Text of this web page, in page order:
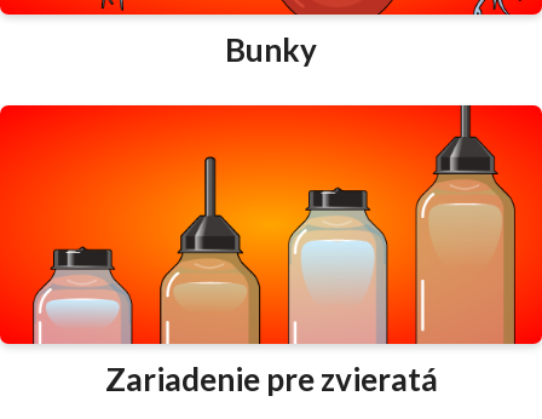
Bunky
Zariadenie pre zvieratá